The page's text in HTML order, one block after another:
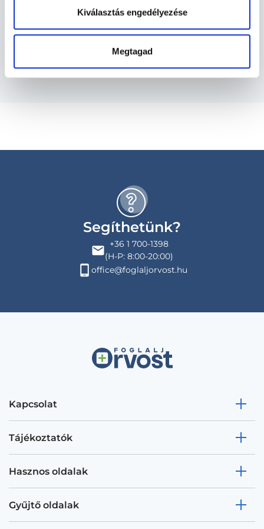
Kiválasztás engedélyezése
Megtagad
Szolgáltatások
Budapesti és vidéki diagnoszta orvosok
Segíthetünk?
+36 1 700-1398
(H-P: 8:00-20:00)
office@foglaljorvost.hu
Kapcsolat
Tájékoztatók
Hasznos oldalak
Gyűjtő oldalak